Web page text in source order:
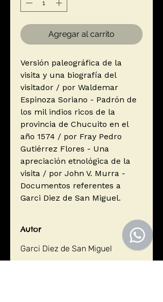
Agregar al carrito
Versión paleográfica de la
visita y una biografía del
visitador / por Waldemar
Espinoza Soriano - Padrón de
los mil indios ricos de la
provincia de Chucuito en el
año 1574 / por Fray Pedro
Gutiérrez Flores - Una
apreciación etnológica de la
visita / por John V. Murra -
Documentos referentes a
Garci Diez de San Miguel.
Autor
Garci Diez de San Miguel